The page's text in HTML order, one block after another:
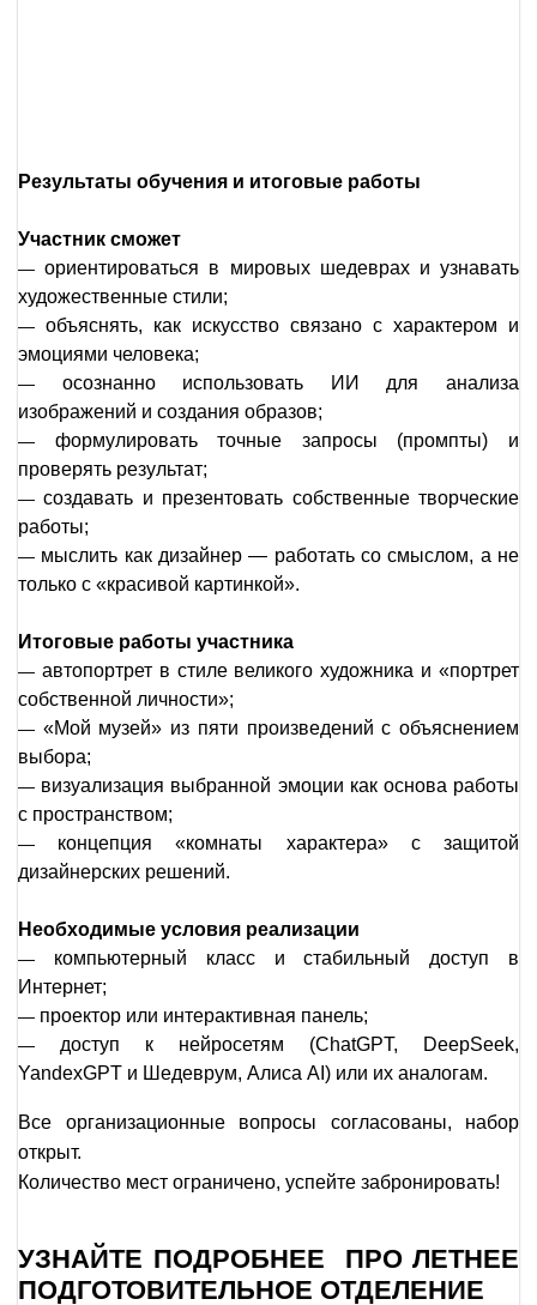
Результаты обучения и итоговые работы
Участник сможет
—ориентироваться в мировых шедеврах и узнавать
художественные стили;
— объяснять, как искусство связано с характером и
эмоциями человека;
— осознанно использовать ИИ для анализа
изображений и создания образов;
— формулировать точные запросы (промпты) и
проверять результат;
—создавать и презентовать собственные творческие
работы;
— мыслить как дизайнер — работать со смыслом, а не
только с «красивой картинкой».
Итоговые работы участника
— автопортрет в стиле великого художника и «портрет
собственной личности»;
— «Мой музей» из пяти произведений с объяснением
выбора;
— визуализация выбранной эмоции как основа работы
с пространством;
— концепция «комнаты характера» с защитой
дизайнерских решений.​
Необходимые условия реализации
— компьютерный класс и стабильный доступ в
Интернет;
— проектор или интерактивная панель;
— доступ к нейросетям (ChatGPT, DeepSeek,
YandexGPT и Шедеврум, Алиса AI) или их аналогам.​
Все организационные вопросы согласованы, набор
открыт.
Количество мест ограничено, успейте забронировать!
УЗНАЙТЕ ПОДРОБНЕЕ ПРО ЛЕТНЕЕ
ПОДГОТОВИТЕЛЬНОЕ ОТДЕЛЕНИЕ